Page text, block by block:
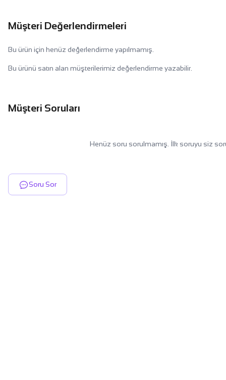
Müşteri Değerlendirmeleri
Bu ürün için henüz değerlendirme yapılmamış.
Bu ürünü satın alan müşterilerimiz değerlendirme yazabilir.
Müşteri Soruları
Henüz soru sorulmamış. İlk soruyu siz
Soru Sor